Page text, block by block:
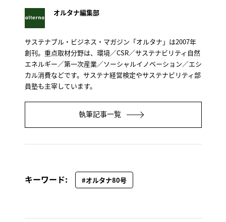
オルタナ編集部
サステナブル・ビジネス・マガジン「オルタナ」は2007年
創刊。重点取材分野は、環境／CSR／サステナビリティ自然
エネルギー／第一次産業／ソーシャルイノベーション／エシ
カル消費などです。サステナ経営検定やサステナビリティ部
員塾も主宰しています。
執筆記事一覧
キーワード: #オルタナ80号